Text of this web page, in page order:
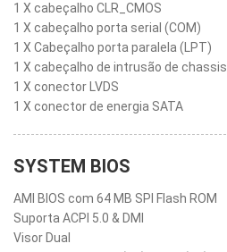
1 X cabeçalho CLR_CMOS
1 X cabeçalho porta serial (COM)
1 X Cabeçalho porta paralela (LPT)
1 X cabeçalho de intrusão de chassis
1 X conector LVDS
1 X conector de energia SATA
SYSTEM BIOS
AMI BIOS com 64 MB SPI Flash ROM
Suporta ACPI 5.0 & DMI
Visor Dual